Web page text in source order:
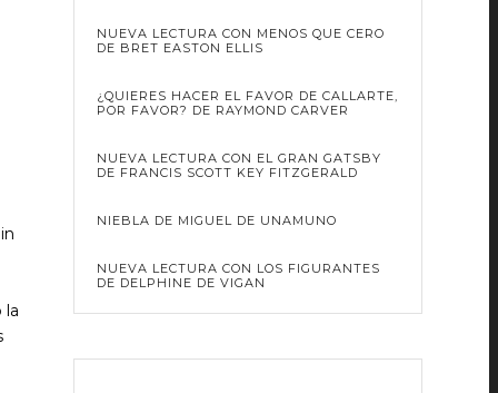
la
NUEVA LECTURA CON MENOS QUE CERO
DE BRET EASTON ELLIS
¿QUIERES HACER EL FAVOR DE CALLARTE,
POR FAVOR? DE RAYMOND CARVER
NUEVA LECTURA CON EL GRAN GATSBY
DE FRANCIS SCOTT KEY FITZGERALD
NIEBLA DE MIGUEL DE UNAMUNO
NUEVA LECTURA CON LOS FIGURANTES
DE DELPHINE DE VIGAN